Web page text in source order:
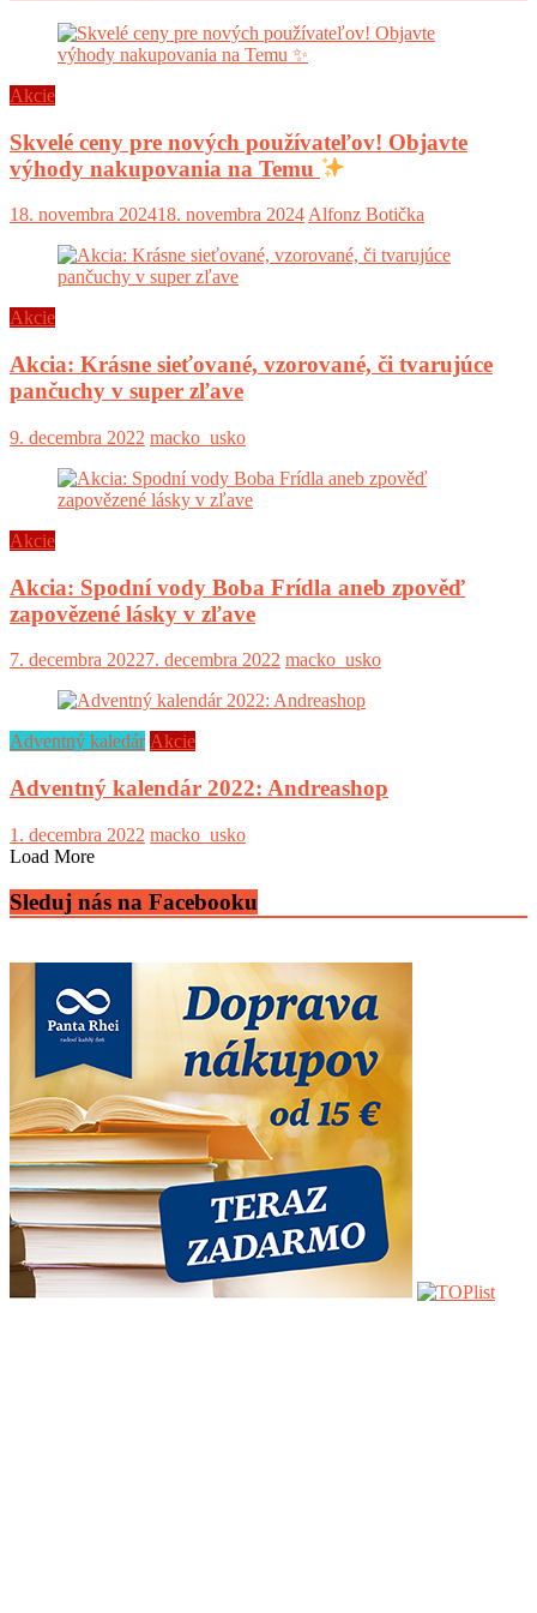
Akcie
Skvelé ceny pre nových používateľov! Objavte
výhody nakupovania na Temu
18. novembra 202418. novembra 2024 Alfonz Botička
Akcie
Akcia: Krásne sieťované, vzorované, či tvarujúce
pančuchy v super zľave
9. decembra 2022 macko_usko
Akcie
Akcia: Spodní vody Boba Frídla aneb zpověď
zapovězené lásky v zľave
7. decembra 20227. decembra 2022 macko_usko
Adventný kaledár Akcie
Adventný kalendár 2022: Andreashop
1. decembra 2022 macko_usko
Load More
Sleduj nás na Facebooku